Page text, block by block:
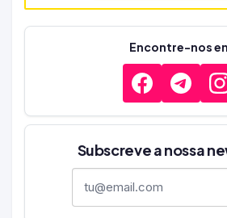
Encontre-nos
Subscreve a nossa